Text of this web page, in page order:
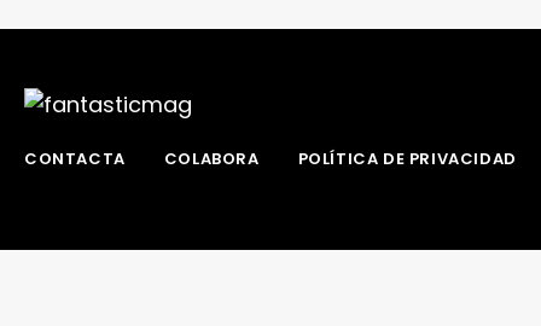
CONTACTA COLABORA POLÍTICA DE PRIVACIDAD